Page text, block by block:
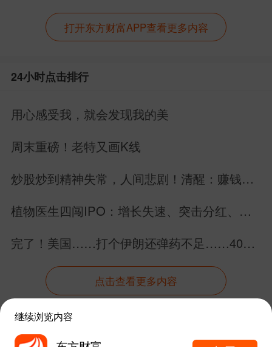
6月10日，2026年第三期和第四期储
蓄国债（电子式）发行，此次发行在渠道
端有新的变化，个人养老金账户可以购买
矩阵迎来扩容。储蓄国债纳入个人养老金
账户后市场反响热烈，当天中午已有商业
度。业内人士表示，这一举措既丰富了个
人养老金投资品类，还有望改善养老金账
第三支柱导入长期稳定资金。
【5月理财规模突破35万亿，固收+产
品年化收益率大跌1.1%】
打开东方财富APP查看更多内容
24小时点击排行
用心感受我，就会发现我的美
周末重磅！老特又画K线
炒股炒到精神失常，人间悲剧！清醒：赚钱永
植物医生四闯IPO：增长失速、突击分红、内
完了！美国……打个伊朗还弹药不足……40万
点击查看更多内容
资讯
继续浏览内容